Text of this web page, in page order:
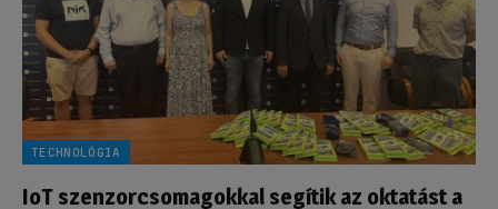
TECHNOLÓGIA
IoT szenzorcsomagokkal segítik az oktatást a